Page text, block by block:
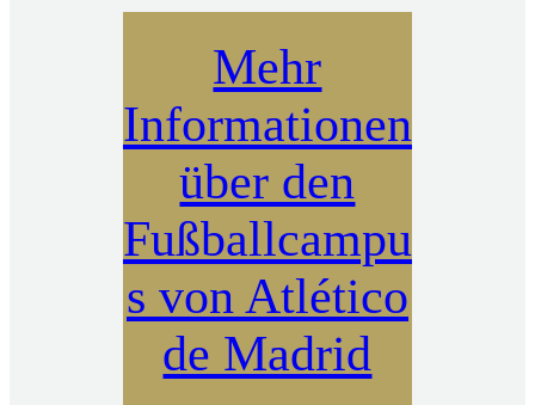
Mehr
Informationen
über den
Fußballcampu
s von Atlético
de Madrid